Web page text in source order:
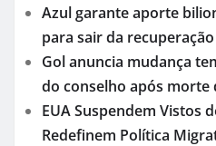
Azul garante aporte
para sair da
Gol anuncia mudança
do conselho após morte
EUA Suspendem Vistos
Redefinem Política